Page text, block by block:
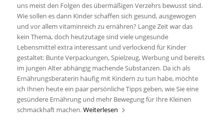
uns meist den Folgen des übermäßigen Verzehrs bewusst sind.
Wie sollen es dann Kinder schaffen sich gesund, ausgewogen
und vor allem vitaminreich zu ernähren? Lange Zeit war das
kein Thema, doch heutzutage sind viele ungesunde
Lebensmittel extra interessant und verlockend für Kinder
gestaltet: Bunte Verpackungen, Spielzeug, Werbung und bereits
im jungen Alter abhängig machende Substanzen. Da ich als
Ernährungsberaterin häufig mit Kindern zu tun habe, möchte
ich Ihnen heute ein paar persönliche Tipps geben, wie Sie eine
gesündere Ernährung und mehr Bewegung für Ihre Kleinen
schmackhaft machen.Weiterlesen